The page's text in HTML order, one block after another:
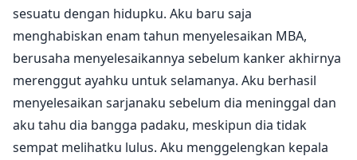
katanya membuat Payton bergetar dalam antisipasi,
dan tangannya membuat tubuhnya berkedut dan
kejang.
sesuatu dengan hidupku. Aku baru saja
menghabiskan enam tahun menyelesaikan MBA,
berusaha menyelesaikannya sebelum kanker akhirnya
merenggut ayahku untuk selamanya. Aku berhasil
menyelesaikan sarjanaku sebelum dia meninggal dan
aku tahu dia bangga padaku, meskipun dia tidak
sempat melihatku lulus. Aku menggelengkan kepala